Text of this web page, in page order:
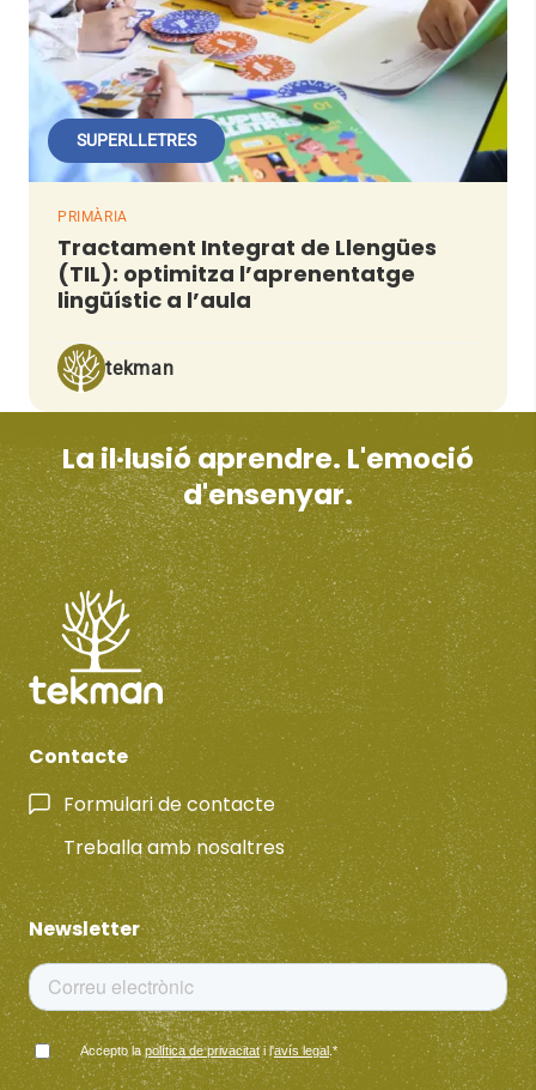
SUPERLLETRES
PRIMÀRIA
Tractament Integrat de Llengües
(TIL): optimitza l’aprenentatge
lingüístic a l’aula
tekman
La il·lusió aprendre. L'emoció
d'ensenyar.
Contacte
Formulari de contacte
Treballa amb nosaltres
Newsletter
Accepto lapolítica de privacitati l'avís legal.*